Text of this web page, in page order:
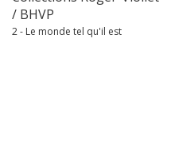
/ BHVP
2 - Le monde tel qu'il est